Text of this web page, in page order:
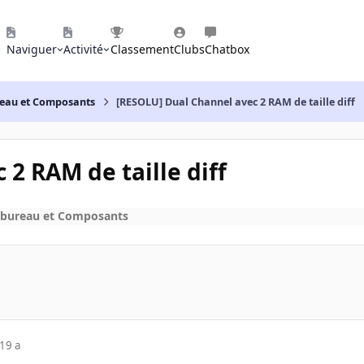
Naviguer Activité ClassementClubsChatbox
et Composants [RESOLU] Dual Channel avec 2 RAM de taille diff
2 RAM de taille diff
et Composants
19 a